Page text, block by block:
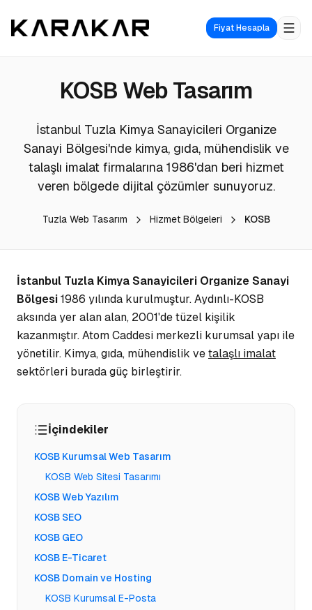
Fiyat Hesapla
KOSB Web Tasarım
İstanbul Tuzla Kimya Sanayicileri Organize
Sanayi Bölgesi'nde kimya, gıda, mühendislik ve
talaşlı imalat firmalarına 1986'dan beri hizmet
veren bölgede dijital çözümler sunuyoruz.
Tuzla Web Tasarım Hizmet Bölgeleri KOSB
İstanbul Tuzla Kimya Sanayicileri Organize Sanayi
Bölgesi1986 yılında kurulmuştur. Aydınlı-KOSB
aksında yer alan alan, 2001'de tüzel kişilik
kazanmıştır. Atom Caddesi merkezli kurumsal yapı ile
yönetilir. Kimya, gıda, mühendislik vetalaşlı imalat
sektörleri burada güç birleştirir.
İçindekiler
KOSB Kurumsal Web Tasarım
KOSB Web Sitesi Tasarımı
KOSB Web Yazılım
KOSB SEO
KOSB GEO
KOSB E-Ticaret
KOSB Domain ve Hosting
KOSB Kurumsal E-Posta